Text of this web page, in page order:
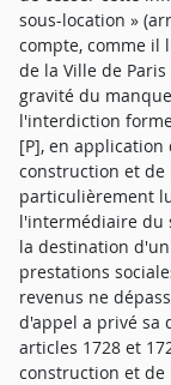
sous-location »
compte, comme il
de la Ville de
gravité du
l'interdiction
[P], en application
construction et
particulièrement
l'intermédiaire du
la destination
prestations
revenus ne
d'appel a privé sa
articles 1728 et
construction et